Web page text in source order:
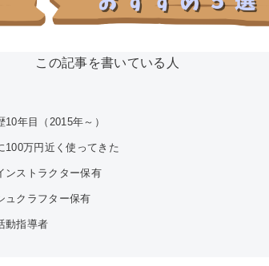
この記事を書いている人
10年目（2015年～）
100万円近く使ってきた
ンストラクター保有
ュクラフター保有
動指導者